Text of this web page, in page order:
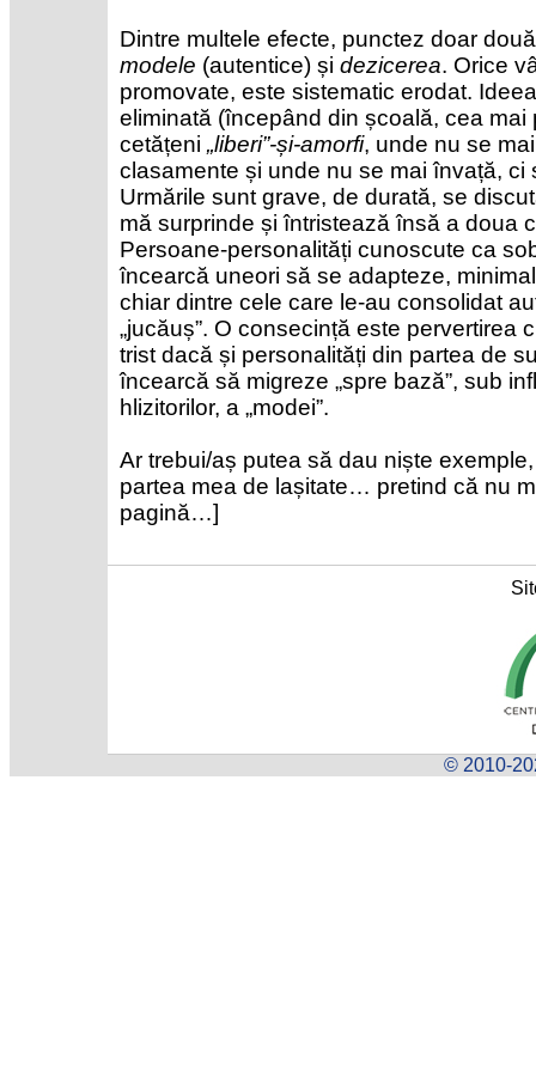
Dintre multele efecte, punctez doar
modele (autentice) și dezicerea. Orice
promovate, este sistematic erodat.
eliminată (începând din școală, cea
cetățeni „liberi”-și-amorfi, unde nu se
clasamente și unde nu se mai învață,
Urmările sunt grave, de durată, se
mă surprinde și întristează însă a doua
Persoane-personalități cunoscute ca
încearcă uneori să se adapteze,
chiar dintre cele care le-au consolidat
„jucăuș”. O consecință este pervertirea
trist dacă și personalități din partea de
încearcă să migreze „spre bază”, sub
hlizitorilor, a „modei”.
Ar trebui/aș putea să dau niște
partea mea de lașitate… pretind că nu
pagină…]
© 2010-